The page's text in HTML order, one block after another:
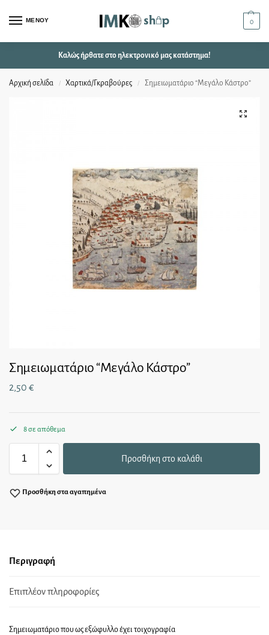
ΜΕΝΟΥ 0
Καλώς ήρθατε στο ηλεκτρονικό μας κατάστημα!
Αρχική σελίδα / Χαρτικά/Γκραβούρες / Σημειωματάριο “Μεγάλο Κάστρο”
Σημειωματάριο “Μεγάλο Κάστρο”
2,50 €
8 σε απόθεμα
Προσθήκη στο καλάθι
Προσθήκη στα αγαπημένα
Περιγραφή
Επιπλέον πληροφορίες
Σημειωματάριο που ως εξώφυλλο έχει τοιχογραφία